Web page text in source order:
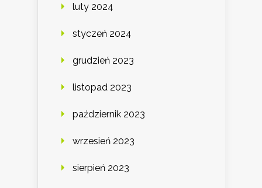
luty 2024
styczeń 2024
grudzień 2023
listopad 2023
październik 2023
wrzesień 2023
sierpień 2023